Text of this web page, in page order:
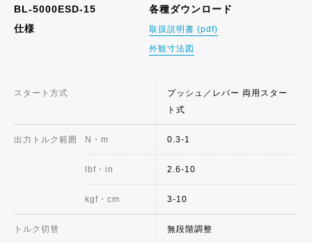
BL-5000ESD-15
仕様
各種ダウンロード
取扱説明書 (pdf)
外観寸法図
スタート方式
出力トルク範囲 N・m
lbf・in
kgf・cm
トルク切替
プッシュ／レバー 両用スター
ト式
0.3-1
2.6-10
3-10
無段階調整